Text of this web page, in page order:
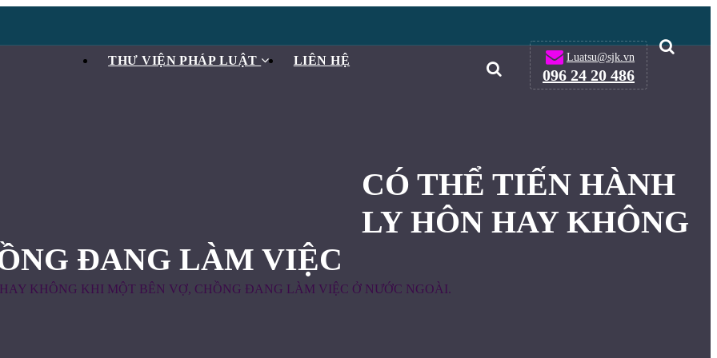
THƯ VIỆN PHÁP LUẬT LIÊN HỆ Luatsu@sjk.vn
096 24 20 486
CÓ THỂ TIẾN HÀNH
LY HÔN HAY KHÔNG
ĐANG LÀM VIỆC
KHÔNG KHI MỘT BÊN VỢ, CHỒNG ĐANG LÀM VIỆC Ở NƯỚC NGOÀI.